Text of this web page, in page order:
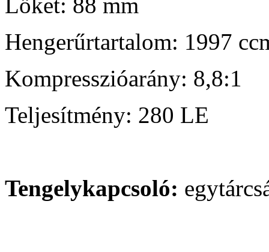
Hengerűrtartalom: 1997
Kompresszióarány: 8,8:1
Teljesítmény: 280 LE
Tengelykapcsoló: